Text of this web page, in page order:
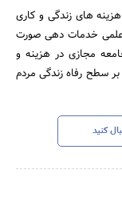
های زندگی و کاری
علمی خدمات دهی صورت
مجازی در هزینه و
سطح رفاه زندگی مردم
کنید